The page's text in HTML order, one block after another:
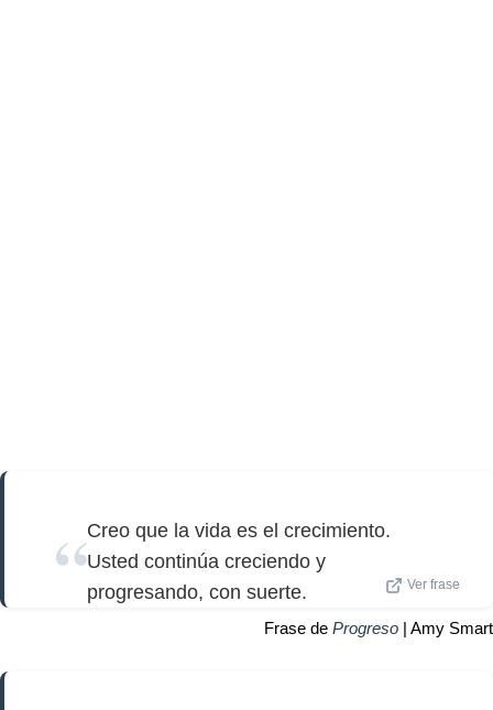
Creo que la vida es el crecimiento.
Usted continúa creciendo y
progresando, con suerte.
Ver frase
Frase de Progreso | Amy Smart